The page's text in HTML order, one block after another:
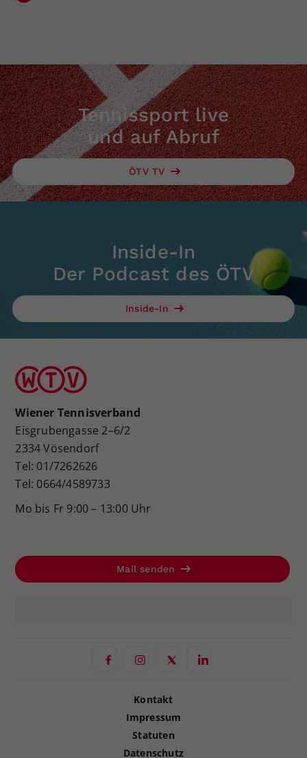
Tennissport live
und auf Abruf
ÖTV TV
Inside-In
Der Podcast des ÖTV
Inside-In
Wiener Tennisverband
Eisgrubengasse 2–6/2
2334 Vösendorf
Tel: 01/7262626
Tel: 0664/4589733
Mo bis Fr 9:00 – 13:00 Uhr
Mail senden
Kontakt
Impressum
Statuten
Datenschutz